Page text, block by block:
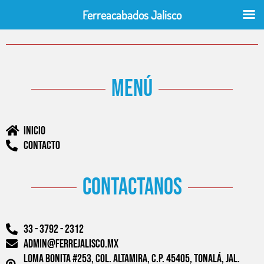
menú
Inicio
Contacto
contactanos
33 - 3792 - 2312
admin@ferrejalisco.mx
Loma Bonita #253, Col. Altamira, C.P. 45405, Tonalá, Jal.
Ferreacabados Jalisco